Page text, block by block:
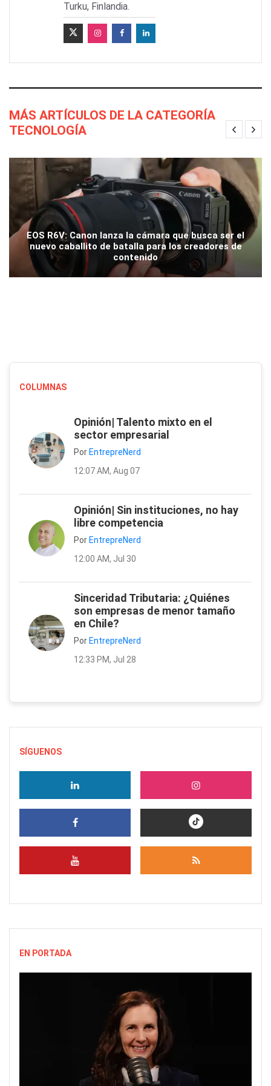
Turku, Finlandia.
MÁS ARTÍCULOS DE LA CATEGORÍA
TECNOLOGÍA
EOS R6V: Canon lanza la cámara que busca ser el
nuevo caballito de batalla para los creadores de
contenido
COLUMNAS
Opinión| Talento mixto en el
sector empresarial
Por EntrepreNerd
12:07 AM, Aug 07
Opinión| Sin instituciones, no hay
libre competencia
Por EntrepreNerd
12:00 AM, Jul 30
Sinceridad Tributaria: ¿Quiénes
son empresas de menor tamaño
en Chile?
Por EntrepreNerd
12:33 PM, Jul 28
SÍGUENOS
EN PORTADA